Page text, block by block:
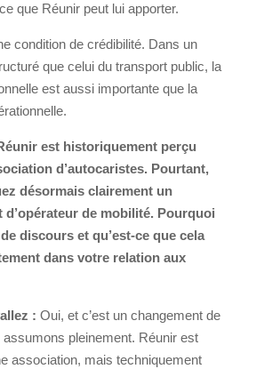
que Réunir peut lui apporter.
condition de crédibilité. Dans un
que celui du transport public, la
est aussi importante que la
est historiquement perçu
d’autocaristes. Pourtant,
désormais clairement un
d’opérateur de mobilité. Pourquoi
discours et qu’est-ce que cela
dans votre relation aux
: Oui, et c’est un changement de
assumons pleinement. Réunir est
association, mais techniquement